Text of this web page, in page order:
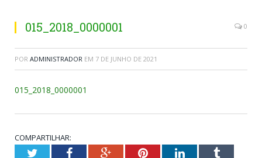
015_2018_0000001 0
POR ADMINISTRADOR EM 7 DE JUNHO DE 2021
015_2018_0000001
COMPARTILHAR:
TwitterFacebookGoogle+PinterestLinkedInTumblr